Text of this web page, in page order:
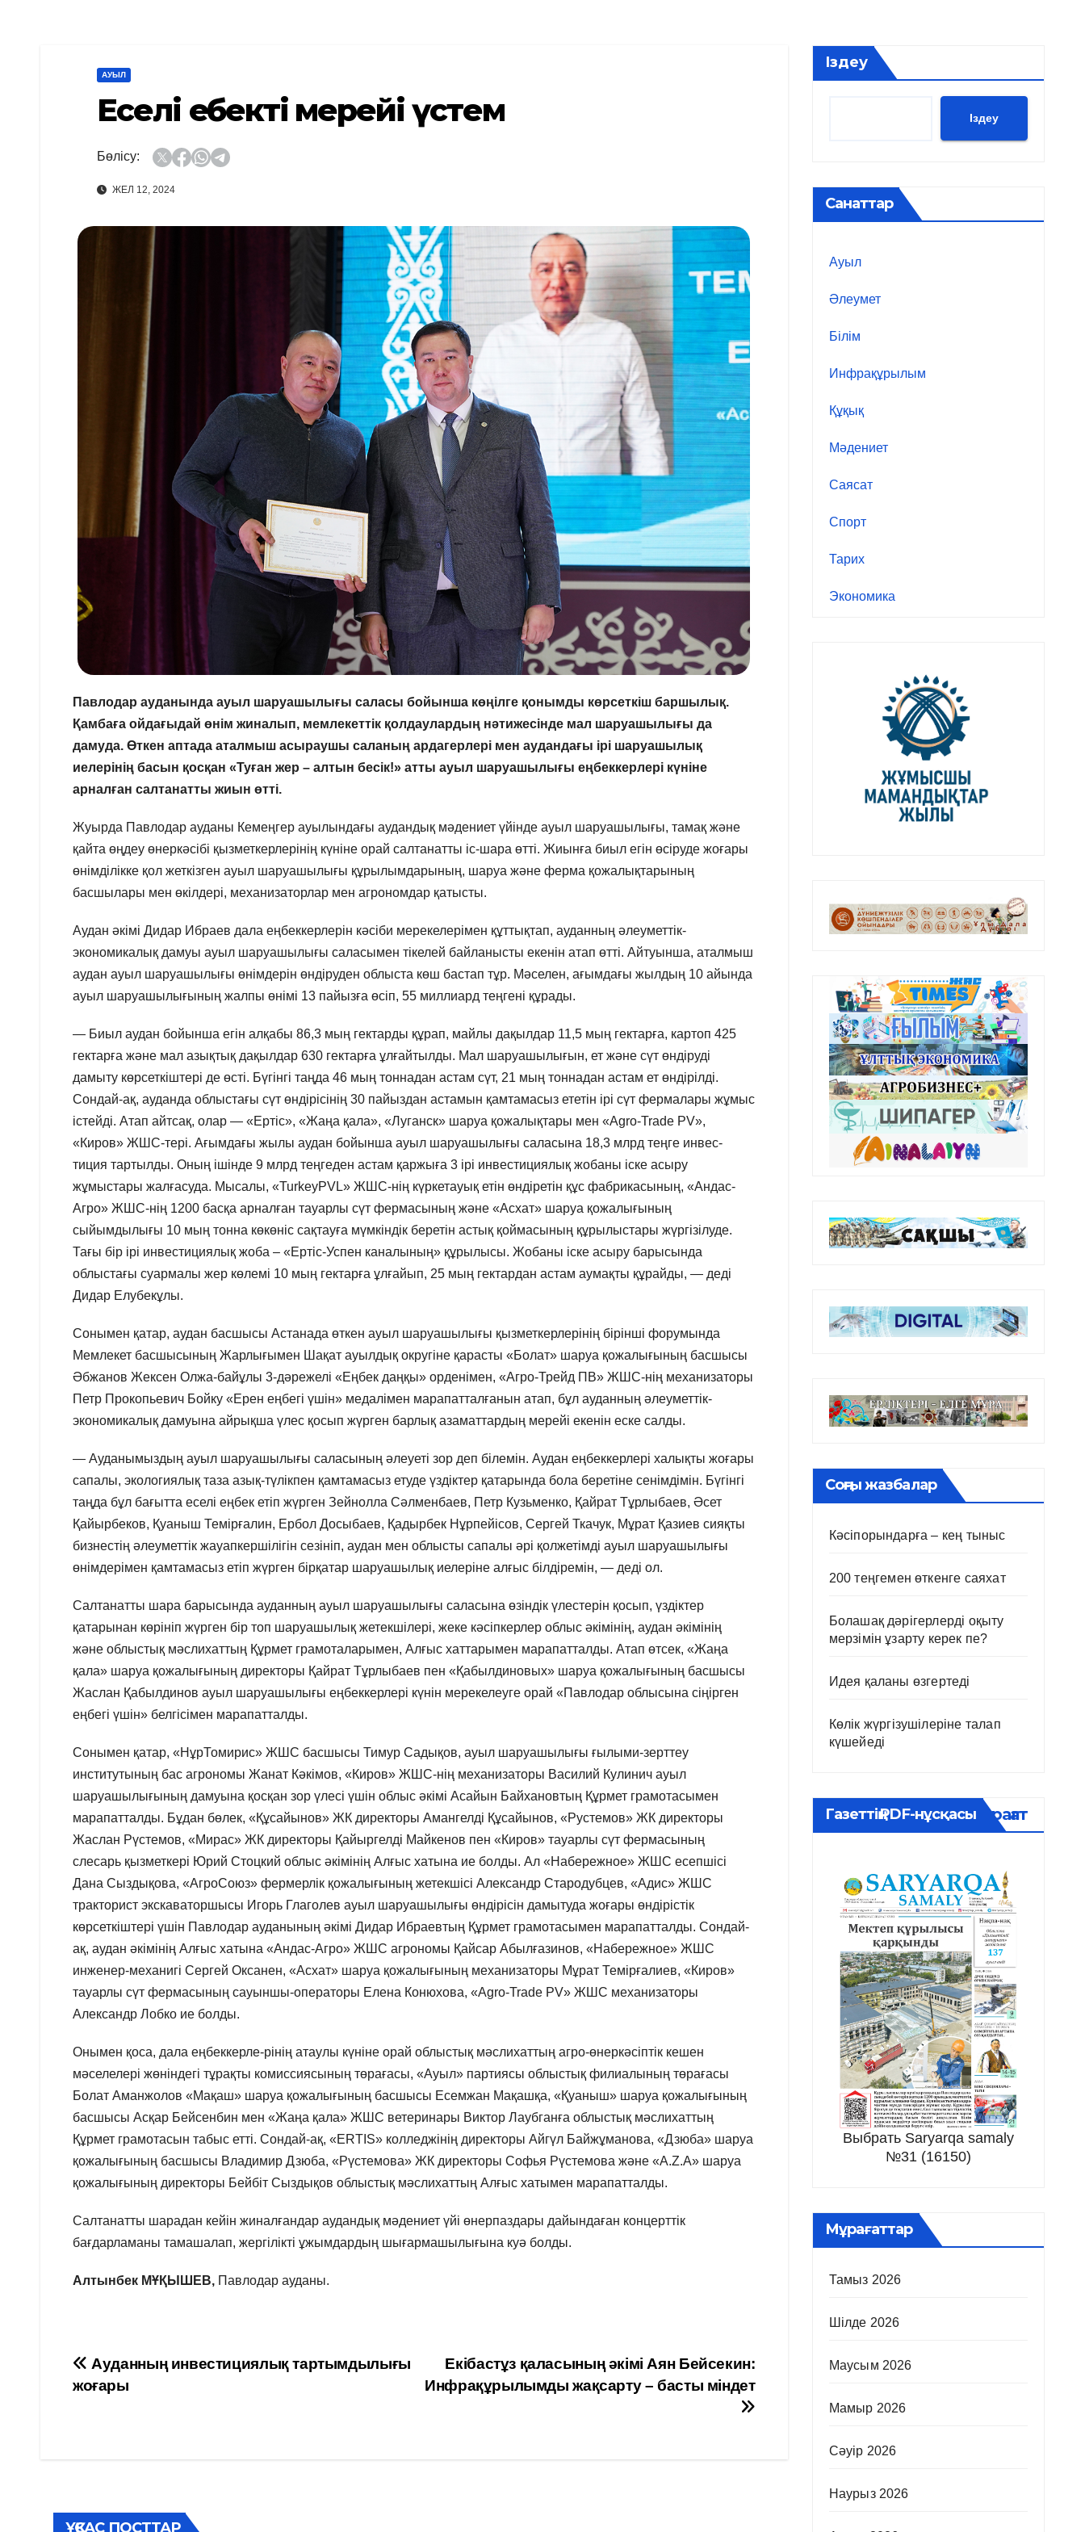
АУЫЛ
Еселі еңбектің мерейі үстем
Бөлісу:
ЖЕЛ 12, 2024
Павлодар ауданында ауыл шаруашылығы саласы бойынша көңілге қонымды көрсеткіш баршылық.
Қамбаға ойдағыдай өнім жиналып, мемлекеттік қолдаулардың нәтижесінде мал шаруашылығы да
дамуда. Өткен аптада аталмыш асыраушы саланың ардагерлері мен аудандағы ірі шаруашылық
иелерінің басын қосқан «Туған жер – алтын бесік!» атты ауыл шаруашылығы еңбеккерлері күніне
арналған салтанатты жиын өтті.
Жуырда Павлодар ауданы Кемеңгер ауылындағы аудандық мәдениет үйінде ауыл шаруашылығы, тамақ және
қайта өңдеу өнеркәсібі қызметкерлерінің күніне орай салтанатты іс-шара өтті. Жиынға биыл егін өсіруде жоғары
өнімділікке қол жеткізген ауыл шаруашылығы құрылымдарының, шаруа және ферма қожалықтарының
басшылары мен өкілдері, механизаторлар мен агрономдар қатысты.
Аудан әкімі Дидар Ибраев дала еңбеккерлерін кәсіби мерекелерімен құттықтап, ауданның әлеуметтік-
экономикалық дамуы ауыл шаруашылығы саласымен тікелей байланысты екенін атап өтті. Айтуынша, аталмыш
аудан ауыл шаруашылығы өнімдерін өндіруден облыста көш бастап тұр. Мәселен, ағымдағы жылдың 10 айында
ауыл шаруашылығының жалпы өнімі 13 пайызға өсіп, 55 миллиард теңгені құрады.
— Биыл аудан бойынша егін алқабы 86,3 мың гектарды құрап, майлы дақылдар 11,5 мың гектарға, картоп 425
гектарға және мал азықтық дақылдар 630 гектарға ұлғайтылды. Мал шаруашылығын, ет және сүт өндіруді
дамыту көрсеткіштері де өсті. Бүгінгі таңда 46 мың тоннадан астам сүт, 21 мың тоннадан астам ет өндірілді.
Сондай-ақ, ауданда облыстағы сүт өндірісінің 30 пайыздан астамын қамтамасыз ететін ірі сүт фермалары жұмыс
істейді. Атап айтсақ, олар — «Ертіс», «Жаңа қала», «Луганск» шаруа қожалықтары мен «Agro-Trade PV»,
«Киров» ЖШС-тері. Ағымдағы жылы аудан бойынша ауыл шаруашылығы саласына 18,3 млрд теңге инвес-
тиция тартылды. Оның ішінде 9 млрд теңгеден астам қаржыға 3 ірі инвестициялық жобаны іске асыру
жұмыстары жалғасуда. Мысалы, «TurkeyPVL» ЖШС-нің күркетауық етін өндіретін құс фабрикасының, «Андас-
Агро» ЖШС-нің 1200 басқа арналған тауарлы сүт фермасының және «Асхат» шаруа қожалығының
сыйымдылығы 10 мың тонна көкөніс сақтауға мүмкіндік беретін астық қоймасының құрылыстары жүргізілуде.
Тағы бір ірі инвестициялық жоба – «Ертіс-Успен каналының» құрылысы. Жобаны іске асыру барысында
облыстағы суармалы жер көлемі 10 мың гектарға ұлғайып, 25 мың гектардан астам аумақты құрайды, — деді
Дидар Елубекұлы.
Сонымен қатар, аудан басшысы Астанада өткен ауыл шаруашылығы қызметкерлерінің бірінші форумында
Мемлекет басшысының Жарлығымен Шақат ауылдық округіне қарасты «Болат» шаруа қожалығының басшысы
Әбжанов Жексен Олжа-байұлы 3-дәрежелі «Еңбек даңқы» орденімен, «Агро-Трейд ПВ» ЖШС-нің механизаторы
Петр Прокопьевич Бойку «Ерен еңбегі үшін» медалімен марапатталғанын атап, бұл ауданның әлеуметтік-
экономикалық дамуына айрықша үлес қосып жүрген барлық азаматтардың мерейі екенін еске салды.
— Ауданымыздың ауыл шаруашылығы саласының әлеуеті зор деп білемін. Аудан еңбеккерлері халықты жоғары
сапалы, экологиялық таза азық-түлікпен қамтамасыз етуде үздіктер қатарында бола беретіне сенімдімін. Бүгінгі
таңда бұл бағытта еселі еңбек етіп жүрген Зейнолла Сәлменбаев, Петр Кузьменко, Қайрат Тұрлыбаев, Әсет
Қайырбеков, Қуаныш Темірғалин, Ербол Досыбаев, Қадырбек Нұрпейісов, Сергей Ткачук, Мұрат Қазиев сияқты
бизнестің әлеуметтік жауапкершілігін сезініп, аудан мен облысты сапалы әрі қолжетімді ауыл шаруашылығы
өнімдерімен қамтамасыз етіп жүрген бірқатар шаруашылық иелеріне алғыс білдіремін, — деді ол.
Салтанатты шара барысында ауданның ауыл шаруашылығы саласына өзіндік үлестерін қосып, үздіктер
қатарынан көрініп жүрген бір топ шаруашылық жетекшілері, жеке кәсіпкерлер облыс әкімінің, аудан әкімінің
және облыстық мәслихаттың Құрмет грамоталарымен, Алғыс хаттарымен марапатталды. Атап өтсек, «Жаңа
қала» шаруа қожалығының директоры Қайрат Тұрлыбаев пен «Қабылдиновых» шаруа қожалығының басшысы
Жаслан Қабылдинов ауыл шаруашылығы еңбеккерлері күнін мерекелеуге орай «Павлодар облысына сіңірген
еңбегі үшін» белгісімен марапатталды.
Сонымен қатар, «НұрТомирис» ЖШС басшысы Тимур Садықов, ауыл шаруашылығы ғылыми-зерттеу
институтының бас агрономы Жанат Кәкімов, «Киров» ЖШС-нің механизаторы Василий Кулинич ауыл
шаруашылығының дамуына қосқан зор үлесі үшін облыс әкімі Асайын Байхановтың Құрмет грамотасымен
марапатталды. Бұдан бөлек, «Құсайынов» ЖК директоры Амангелді Құсайынов, «Рустемов» ЖК директоры
Жаслан Рүстемов, «Мирас» ЖК директоры Қайыргелді Майкенов пен «Киров» тауарлы сүт фермасының
слесарь қызметкері Юрий Стоцкий облыс әкімінің Алғыс хатына ие болды. Ал «Набережное» ЖШС есепшісі
Дана Сыздықова, «АгроСоюз» фермерлік қожалығының жетекшісі Александр Стародубцев, «Адис» ЖШС
тракторист экскаваторшысы Игорь Глаголев ауыл шаруашылығы өндірісін дамытуда жоғары өндірістік
көрсеткіштері үшін Павлодар ауданының әкімі Дидар Ибраевтың Құрмет грамотасымен марапатталды. Сондай-
ақ, аудан әкімінің Алғыс хатына «Андас-Агро» ЖШС агрономы Қайсар Абылғазинов, «Набережное» ЖШС
инженер-механигі Сергей Оксанен, «Асхат» шаруа қожалығының механизаторы Мұрат Темірғалиев, «Киров»
тауарлы сүт фермасының сауыншы-операторы Елена Конюхова, «Agro-Trade PV» ЖШС механизаторы
Александр Лобко ие болды.
Онымен қоса, дала еңбеккерле-рінің атаулы күніне орай облыстық мәслихаттың агро-өнеркәсіптік кешен
мәселелері жөніндегі тұрақты комиссиясының төрағасы, «Ауыл» партиясы облыстық филиалының төрағасы
Болат Аманжолов «Мақаш» шаруа қожалығының басшысы Есемжан Мақашқа, «Қуаныш» шаруа қожалығының
басшысы Асқар Бейсенбин мен «Жаңа қала» ЖШС ветеринары Виктор Лаубганға облыстық мәслихаттың
Құрмет грамотасын табыс етті. Сондай-ақ, «ERTIS» колледжінің директоры Айгүл Байжұманова, «Дзюба» шаруа
қожалығының басшысы Владимир Дзюба, «Рүстемова» ЖК директоры Софья Рүстемова және «A.Z.A» шаруа
қожалығының директоры Бейбіт Сыздықов облыстық мәслихаттың Алғыс хатымен марапатталды.
Салтанатты шарадан кейін жиналғандар аудандық мәдениет үйі өнерпаздары дайындаған концерттік
бағдарламаны тамашалап, жергілікті ұжымдардың шығармашылығына куә болды.
Алтынбек МҰҚЫШЕВ, Павлодар ауданы.
Навигация
Екібастұз қаласының әкімі Аян Бейсекин:
Инфрақұрылымды жақсарту – басты міндет
Ауданның инвестициялық тартымдылығы
жоғары
ҰҚСАС ПОСТТАР
Іздеу
Іздеу
Санаттар
Ауыл
Әлеумет
Білім
Инфрақұрылым
Құқық
Мәдениет
Саясат
Спорт
Тарих
Экономика
Соңғы жазбалар
Кәсіпорындарға – кең тыныс
200 теңгемен өткенге саяхат
Болашақ дәрігерлерді оқыту
мерзімін ұзарту керек пе?
Идея қаланы өзгертеді
Көлік жүргізушілеріне талап
күшейеді
Газеттің PDF-нұсқасыМұрағат
Выбрать Saryarqa samaly
№31 (16150)
Мұрағаттар
Тамыз 2026
Шілде 2026
Маусым 2026
Мамыр 2026
Сәуір 2026
Наурыз 2026